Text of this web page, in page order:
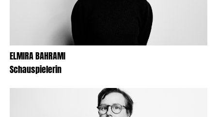
ELMIRA BAHRAMI
Schauspielerin